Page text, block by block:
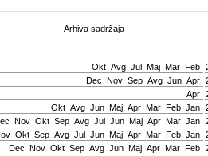
Arhiva sadržaja
Okt Avg Јul Мај Mar Feb
Dec Nov Sep Avg Јun Apr
Apr
Okt Avg Јun Мај Apr Mar Feb Jan
Nov Okt Sep Avg Јul Јun Мај Apr Mar Jan
Okt Sep Avg Јul Јun Мај Apr Mar Feb Jan
Dec Nov Okt Sep Avg Јun Мај Apr Mar Feb